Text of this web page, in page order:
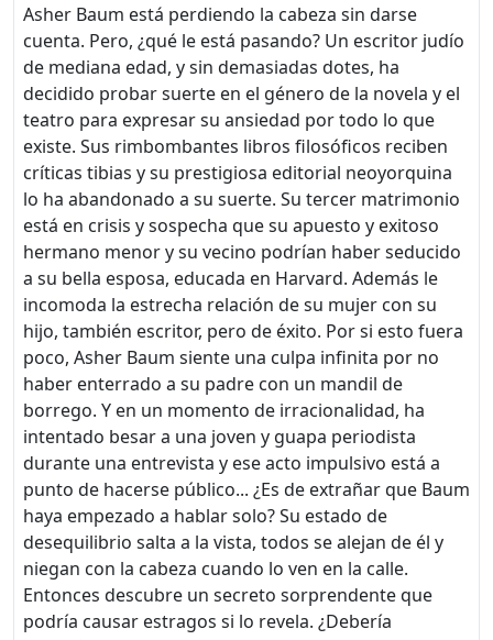
Asher Baum está perdiendo la cabeza sin darse
cuenta. Pero, ¿qué le está pasando? Un escritor judío
de mediana edad, y sin demasiadas dotes, ha
decidido probar suerte en el género de la novela y el
teatro para expresar su ansiedad por todo lo que
existe. Sus rimbombantes libros filosóficos reciben
críticas tibias y su prestigiosa editorial neoyorquina
lo ha abandonado a su suerte. Su tercer matrimonio
está en crisis y sospecha que su apuesto y exitoso
hermano menor y su vecino podrían haber seducido
a su bella esposa, educada en Harvard. Además le
incomoda la estrecha relación de su mujer con su
hijo, también escritor, pero de éxito. Por si esto fuera
poco, Asher Baum siente una culpa infinita por no
haber enterrado a su padre con un mandil de
borrego. Y en un momento de irracionalidad, ha
intentado besar a una joven y guapa periodista
durante una entrevista y ese acto impulsivo está a
punto de hacerse público... ¿Es de extrañar que Baum
haya empezado a hablar solo? Su estado de
desequilibrio salta a la vista, todos se alejan de él y
niegan con la cabeza cuando lo ven en la calle.
Entonces descubre un secreto sorprendente que
podría causar estragos si lo revela. ¿Debería